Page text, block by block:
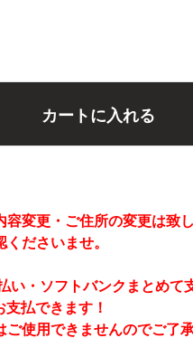
カートに入れる
変更・ご住所の変更は致
ださいませ。
・ソフトバンクまとめて
払できます！
ご使用できませんのでご了